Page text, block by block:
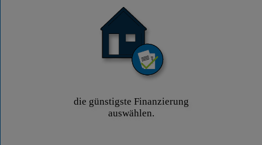
die günstigste Finanzierung
auswählen.